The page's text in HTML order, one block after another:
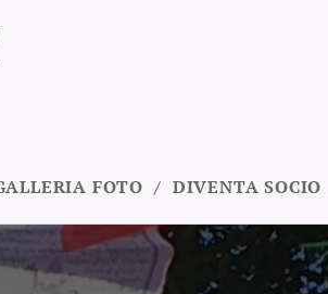
FOTO DIVENTA SOCIO